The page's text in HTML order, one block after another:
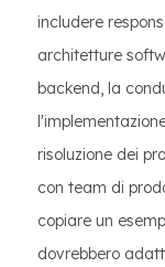
includere
architetture
backend, la
risoluzione dei
con team di
copiare un
dovrebbero